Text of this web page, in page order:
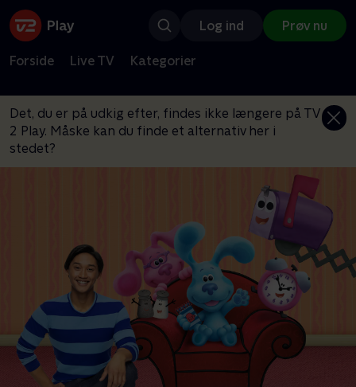
Log ind Prøv nu
Forside Live TV Kategorier
Det, du er på udkig efter, findes ikke længere på TV
2 Play. Måske kan du finde et alternativ her i
stedet?